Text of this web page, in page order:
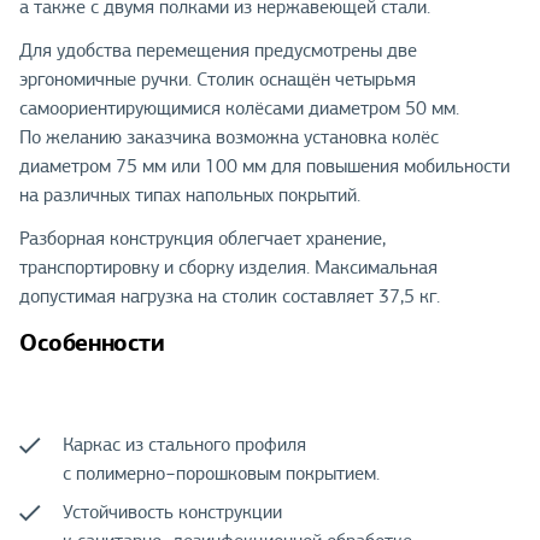
а также с двумя полками из нержавеющей стали.
Для удобства перемещения предусмотрены две
эргономичные ручки. Столик оснащён четырьмя
самоориентирующимися колёсами диаметром 50 мм.
По желанию заказчика возможна установка колёс
диаметром 75 мм или 100 мм для повышения мобильности
на различных типах напольных покрытий.
Разборная конструкция облегчает хранение,
транспортировку и сборку изделия. Максимальная
допустимая нагрузка на столик составляет 37,5 кг.
Особенности
Каркас из стального профиля
с полимерно−порошковым покрытием.
Устойчивость конструкции